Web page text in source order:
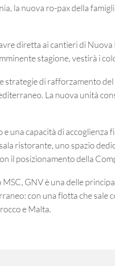
la nuova ro-pax della
diretta ai cantieri di
stagione, vestirà i
strategie di rafforzamento
La nuova unità
una capacità di accoglienza
ristorante, uno spazio
il posizionamento della
GNV è una delle
con una flotta che sale
e Malta.